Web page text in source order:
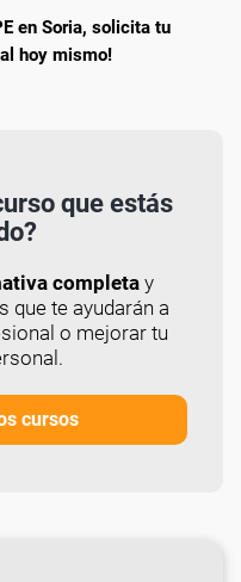
en Soria, solicita tu
hoy mismo!
que estás
completay
que te ayudarán a
o mejorar tu
cursos